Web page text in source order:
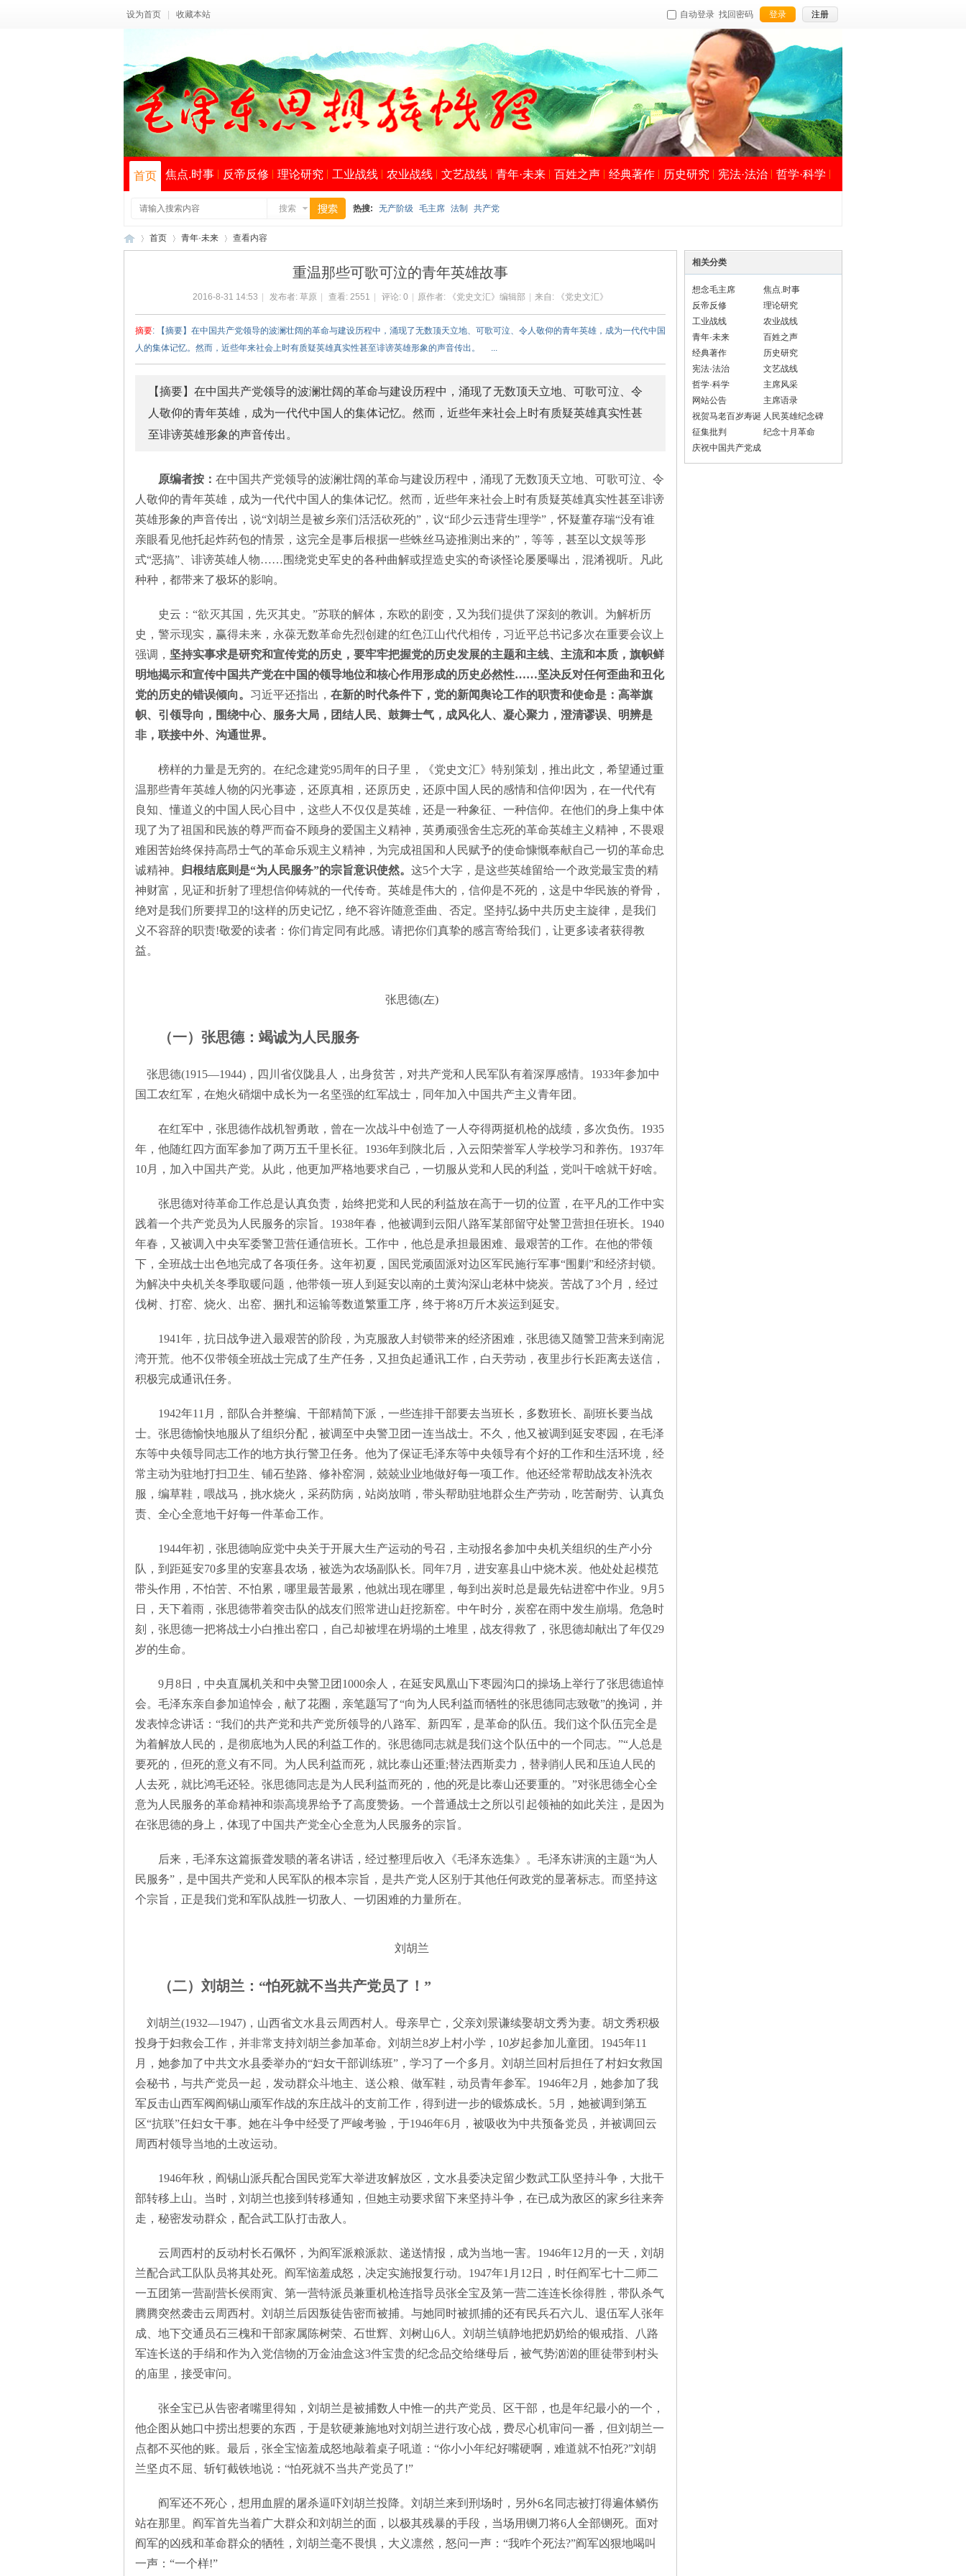
设为首页 收藏本站 自动登录 找回密码 登录 注册
首页 焦点.时事 反帝反修 理论研究 工业战线 农业战线 文艺战线 青年·未来 百姓之声 经典著作 历史研究 宪法·法治 哲学·科学
搜索 热搜: 无产阶级 毛主席 法制 共产党
首页 青年·未来
›
查看内容
重温那些可歌可泣的青年英雄故事
2016-8-31 14:53 发布者: 草原 查看: 2551 评论: 0 原作者: 《党史文汇》编辑部 来自: 《党史文汇》
摘要: 【摘要】在中国共产党领导的波澜壮阔的革命与建设历程中，涌现了无数顶天立地、可歌可泣、令人敬仰的青年英雄，成为一代代中国
人的集体记忆。然而，近些年来社会上时有质疑英雄真实性甚至诽谤英雄形象的声音传出。 ...
【摘要】在中国共产党领导的波澜壮阔的革命与建设历程中，涌现了无数顶天立地、可歌可泣、令
人敬仰的青年英雄，成为一代代中国人的集体记忆。然而，近些年来社会上时有质疑英雄真实性甚
至诽谤英雄形象的声音传出。
原编者按： 在中国共产党领导的波澜壮阔的革命与建设历程中，涌现了无数顶天立地、可歌可泣、令
人敬仰的青年英雄，成为一代代中国人的集体记忆。然而，近些年来社会上时有质疑英雄真实性甚至诽谤
英雄形象的声音传出，说“刘胡兰是被乡亲们活活砍死的”，议“邱少云违背生理学”，怀疑董存瑞“没有谁
亲眼看见他托起炸药包的情景，这完全是事后根据一些蛛丝马迹推测出来的”，等等，甚至以文娱等形
式“恶搞”、诽谤英雄人物……围绕党史军史的各种曲解或捏造史实的奇谈怪论屡屡曝出，混淆视听。凡此
种种，都带来了极坏的影响。
史云：“欲灭其国，先灭其史。”苏联的解体，东欧的剧变，又为我们提供了深刻的教训。为解析历
史，警示现实，赢得未来，永葆无数革命先烈创建的红色江山代代相传，习近平总书记多次在重要会议上
强调， 坚持实事求是研究和宣传党的历史，要牢牢把握党的历史发展的主题和主线、主流和本质，旗帜鲜
明地揭示和宣传中国共产党在中国的领导地位和核心作用形成的历史必然性……坚决反对任何歪曲和丑化
党的历史的错误倾向。 习近平还指出， 在新的时代条件下，党的新闻舆论工作的职责和使命是：高举旗
帜、引领导向，围绕中心、服务大局，团结人民、鼓舞士气，成风化人、凝心聚力，澄清谬误、明辨是
非，联接中外、沟通世界。
榜样的力量是无穷的。在纪念建党95周年的日子里，《党史文汇》特别策划，推出此文，希望通过重
温那些青年英雄人物的闪光事迹，还原真相，还原历史，还原中国人民的感情和信仰!因为，在一代代有
良知、懂道义的中国人民心目中，这些人不仅仅是英雄，还是一种象征、一种信仰。在他们的身上集中体
现了为了祖国和民族的尊严而奋不顾身的爱国主义精神，英勇顽强舍生忘死的革命英雄主义精神，不畏艰
难困苦始终保持高昂士气的革命乐观主义精神，为完成祖国和人民赋予的使命慷慨奉献自己一切的革命忠
诚精神。 归根结底则是“为人民服务”的宗旨意识使然。 这5个大字，是这些英雄留给一个政党最宝贵的精
神财富，见证和折射了理想信仰铸就的一代传奇。英雄是伟大的，信仰是不死的，这是中华民族的脊骨，
绝对是我们所要捍卫的!这样的历史记忆，绝不容许随意歪曲、否定。坚持弘扬中共历史主旋律，是我们
义不容辞的职责!敬爱的读者：你们肯定同有此感。请把你们真挚的感言寄给我们，让更多读者获得教
益。
张思德(左)
（一）张思德：竭诚为人民服务
张思德(1915—1944)，四川省仪陇县人，出身贫苦，对共产党和人民军队有着深厚感情。1933年参加中
国工农红军，在炮火硝烟中成长为一名坚强的红军战士，同年加入中国共产主义青年团。
在红军中，张思德作战机智勇敢，曾在一次战斗中创造了一人夺得两挺机枪的战绩，多次负伤。1935
年，他随红四方面军参加了两万五千里长征。1936年到陕北后，入云阳荣誉军人学校学习和养伤。1937年
10月，加入中国共产党。从此，他更加严格地要求自己，一切服从党和人民的利益，党叫干啥就干好啥。
张思德对待革命工作总是认真负责，始终把党和人民的利益放在高于一切的位置，在平凡的工作中实
践着一个共产党员为人民服务的宗旨。1938年春，他被调到云阳八路军某部留守处警卫营担任班长。1940
年春，又被调入中央军委警卫营任通信班长。工作中，他总是承担最困难、最艰苦的工作。在他的带领
下，全班战士出色地完成了各项任务。这年初夏，国民党顽固派对边区军民施行军事“围剿”和经济封锁。
为解决中央机关冬季取暖问题，他带领一班人到延安以南的土黄沟深山老林中烧炭。苦战了3个月，经过
伐树、打窑、烧火、出窑、捆扎和运输等数道繁重工序，终于将8万斤木炭运到延安。
1941年，抗日战争进入最艰苦的阶段，为克服敌人封锁带来的经济困难，张思德又随警卫营来到南泥
湾开荒。他不仅带领全班战士完成了生产任务，又担负起通讯工作，白天劳动，夜里步行长距离去送信，
积极完成通讯任务。
1942年11月，部队合并整编、干部精简下派，一些连排干部要去当班长，多数班长、副班长要当战
士。张思德愉快地服从了组织分配，被调至中央警卫团一连当战士。不久，他又被调到延安枣园，在毛泽
东等中央领导同志工作的地方执行警卫任务。他为了保证毛泽东等中央领导有个好的工作和生活环境，经
常主动为驻地打扫卫生、铺石垫路、修补窑洞，兢兢业业地做好每一项工作。他还经常帮助战友补洗衣
服，编草鞋，喂战马，挑水烧火，采药防病，站岗放哨，带头帮助驻地群众生产劳动，吃苦耐劳、认真负
责、全心全意地干好每一件革命工作。
1944年初，张思德响应党中央关于开展大生产运动的号召，主动报名参加中央机关组织的生产小分
队，到距延安70多里的安塞县农场，被选为农场副队长。同年7月，进安塞县山中烧木炭。他处处起模范
带头作用，不怕苦、不怕累，哪里最苦最累，他就出现在哪里，每到出炭时总是最先钻进窑中作业。9月5
日，天下着雨，张思德带着突击队的战友们照常进山赶挖新窑。中午时分，炭窑在雨中发生崩塌。危急时
刻，张思德一把将战士小白推出窑口，自己却被埋在坍塌的土堆里，战友得救了，张思德却献出了年仅29
岁的生命。
9月8日，中央直属机关和中央警卫团1000余人，在延安凤凰山下枣园沟口的操场上举行了张思德追悼
会。毛泽东亲自参加追悼会，献了花圈，亲笔题写了“向为人民利益而牺牲的张思德同志致敬”的挽词，并
发表悼念讲话：“我们的共产党和共产党所领导的八路军、新四军，是革命的队伍。我们这个队伍完全是
为着解放人民的，是彻底地为人民的利益工作的。张思德同志就是我们这个队伍中的一个同志。”“人总是
要死的，但死的意义有不同。为人民利益而死，就比泰山还重;替法西斯卖力，替剥削人民和压迫人民的
人去死，就比鸿毛还轻。张思德同志是为人民利益而死的，他的死是比泰山还要重的。”对张思德全心全
意为人民服务的革命精神和崇高境界给予了高度赞扬。一个普通战士之所以引起领袖的如此关注，是因为
在张思德的身上，体现了中国共产党全心全意为人民服务的宗旨。
后来，毛泽东这篇振聋发聩的著名讲话，经过整理后收入《毛泽东选集》。毛泽东讲演的主题“为人
民服务”，是中国共产党和人民军队的根本宗旨，是共产党人区别于其他任何政党的显著标志。而坚持这
个宗旨，正是我们党和军队战胜一切敌人、一切困难的力量所在。
刘胡兰
（二）刘胡兰：“怕死就不当共产党员了！”
刘胡兰(1932—1947)，山西省文水县云周西村人。母亲早亡，父亲刘景谦续娶胡文秀为妻。胡文秀积极
投身于妇救会工作，并非常支持刘胡兰参加革命。刘胡兰8岁上村小学，10岁起参加儿童团。1945年11
月，她参加了中共文水县委举办的“妇女干部训练班”，学习了一个多月。刘胡兰回村后担任了村妇女救国
会秘书，与共产党员一起，发动群众斗地主、送公粮、做军鞋，动员青年参军。1946年2月，她参加了我
军反击山西军阀阎锡山顽军作战的东庄战斗的支前工作，得到进一步的锻炼成长。5月，她被调到第五
区“抗联”任妇女干事。她在斗争中经受了严峻考验，于1946年6月，被吸收为中共预备党员，并被调回云
周西村领导当地的土改运动。
1946年秋，阎锡山派兵配合国民党军大举进攻解放区，文水县委决定留少数武工队坚持斗争，大批干
部转移上山。当时，刘胡兰也接到转移通知，但她主动要求留下来坚持斗争，在已成为敌区的家乡往来奔
走，秘密发动群众，配合武工队打击敌人。
云周西村的反动村长石佩怀，为阎军派粮派款、递送情报，成为当地一害。1946年12月的一天，刘胡
兰配合武工队队员将其处死。阎军恼羞成怒，决定实施报复行动。1947年1月12日，时任阎军七十二师二
一五团第一营副营长侯雨寅、第一营特派员兼重机枪连指导员张全宝及第一营二连连长徐得胜，带队杀气
腾腾突然袭击云周西村。刘胡兰后因叛徒告密而被捕。与她同时被抓捕的还有民兵石六儿、退伍军人张年
成、地下交通员石三槐和干部家属陈树荣、石世辉、刘树山6人。刘胡兰镇静地把奶奶给的银戒指、八路
军连长送的手绢和作为入党信物的万金油盒这3件宝贵的纪念品交给继母后，被气势汹汹的匪徒带到村头
的庙里，接受审问。
张全宝已从告密者嘴里得知，刘胡兰是被捕数人中惟一的共产党员、区干部，也是年纪最小的一个，
他企图从她口中捞出想要的东西，于是软硬兼施地对刘胡兰进行攻心战，费尽心机审问一番，但刘胡兰一
点都不买他的账。最后，张全宝恼羞成怒地敲着桌子吼道：“你小小年纪好嘴硬啊，难道就不怕死?”刘胡
兰坚贞不屈、斩钉截铁地说：“怕死就不当共产党员了!”
阎军还不死心，想用血腥的屠杀逼吓刘胡兰投降。刘胡兰来到刑场时，另外6名同志被打得遍体鳞伤
站在那里。阎军首先当着广大群众和刘胡兰的面，以极其残暴的手段，当场用铡刀将6人全部铡死。面对
阎军的凶残和革命群众的牺牲，刘胡兰毫不畏惧，大义凛然，怒问一声：“我咋个死法?”阎军凶狠地喝叫
一声：“一个样!”
相关分类
想念毛主席
焦点.时事
反帝反修
理论研究
工业战线
农业战线
青年·未来
百姓之声
经典著作
历史研究
宪法·法治
文艺战线
哲学·科学
主席风采
网站公告
主席语录
祝贺马老百岁寿诞 人民英雄纪念碑
征集批判
纪念十月革命
庆祝中国共产党成
立100周年